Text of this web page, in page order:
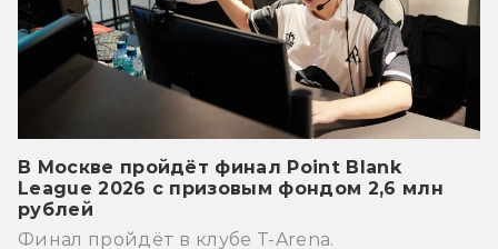
В Москве пройдёт финал Point Blank
League 2026 с призовым фондом 2,6 млн
рублей
Финал пройдёт в клубе T-Arena.